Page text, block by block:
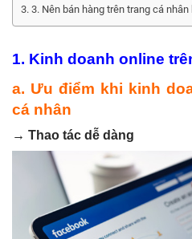
3. Nên bán hàng trên trang cá nhân
1. Kinh doanh online
a. Ưu điểm khi kinh
cá nhân
→ Thao tác dễ dàng